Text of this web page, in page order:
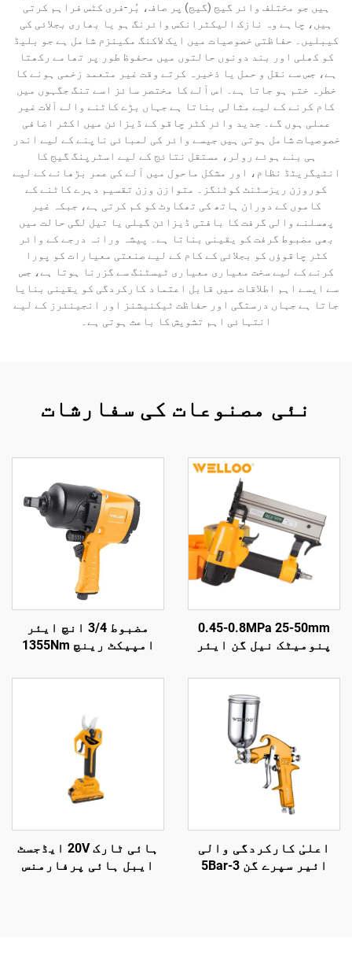
ہیں جو مختلف وائر گیج (گیج) پر صاف، بُر-فری کٹس فراہم کرتی
ہیں، چاہے وہ نازک الیکٹرانکس وائرنگ ہو یا بھاری بجلائی کی
کیبلیں۔ حفاظتی خصوصیات میں ایک لاکنگ مکینزم شامل ہے جو بلیڈ
کو کھلی اور بند دونوں حالتوں میں محفوظ طور پر تھامے رکھتا
ہے، جس سے نقل و حمل یا ذخیرہ کرتے وقت غیر متعمد زخمی ہونے کا
خطرہ ختم ہو جاتا ہے۔ اس آلے کا مختصر سائز اسے تنگ جگہوں میں
کام کرنے کے لیے مثالی بناتا ہے جہاں بڑے کاٹنے والے آلات غیر
عملی ہوں گے۔ جدید وائر کٹر چاقو کے ڈیزائن میں اکثر اضافی
خصوصیات شامل ہوتی ہیں جیسے وائر کی لمبائی ناپنے کے لیے اندر
ہی بنے ہوئے رولر، مستقل نتائج کے لیے اسٹرپنگ گیج کا
انٹیگریٹڈ نظام، اور مشکل ماحول میں آلے کی عمر بڑھانے کے لیے
کوروزن ریزسٹنٹ کوٹنگز۔ متوازن وزن تقسیم دہرے کاٹنے کے
کاموں کے دوران ہاتھ کی تھکاوٹ کو کم کرتی ہے، جبکہ غیر
پھسلنے والی گرفت کا بافتی ڈیزائن گیلی یا تیل لگی حالت میں
بھی مضبوط گرفت کو یقینی بناتا ہے۔ پیشہ ورانہ درجے کے وائر
کٹر چاقوؤں کو بجلائی کے کام کے لیے صنعتی معیارات کو پورا
کرنے کے لیے سخت معیاری معیاری ٹیسٹنگ سے گزرنا ہوتا ہے، جس
سے ایسے اہم اطلاقات میں قابل اعتماد کارکردگی کو یقینی بنایا
جاتا ہے جہاں درستگی اور حفاظت ٹیکنیشنز اور انجینئرز کے لیے
انتہائی اہم تشویش کا باعث ہوتی ہے۔
نئی مصنوعات کی سفارشات
0.45-0.8MPa 25-50mm
پنومیٹک نیل گن ایئر
لیے ایئر ٹولز پنومیٹک
نیل گن
مضبوط 3/4 انچ ایئر
امپیکٹ رینچ 1355Nm
آٹو مرمت کے لیے
اعلیٰ کارکردگی والی
ائیر سپرے گن 3-5Bar
ہائی ٹارک 20V ایڈجسٹ
ایبل ہائی پرفارمنس